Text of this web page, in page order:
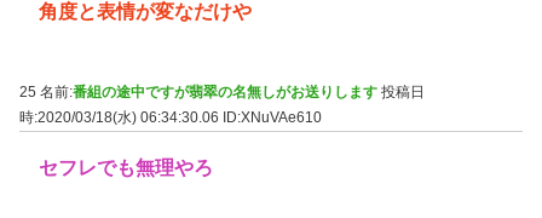
角度と表情が変なだけや
25 名前:番組の途中ですが翡翠の名無しがお送りします 投稿日
時:2020/03/18(水) 06:34:30.06 ID:XNuVAe610
セフレでも無理やろ